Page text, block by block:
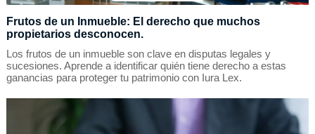
Frutos de un Inmueble: El derecho que muchos
propietarios desconocen.
Los frutos de un inmueble son clave en disputas legales y
sucesiones. Aprende a identificar quién tiene derecho a estas
ganancias para proteger tu patrimonio con Iura Lex.